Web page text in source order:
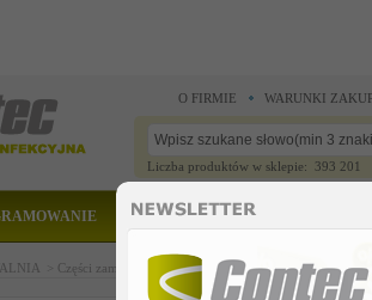
O FIRMIE WARUNKI
Liczba produktów w sklepie: 393 201
CZĘŚCI ZAMIENNE
> Części zamienne do maszyn szwalniczych >Części